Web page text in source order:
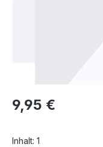
Regulärer Preis:
9,95 €
Inhalt: 1